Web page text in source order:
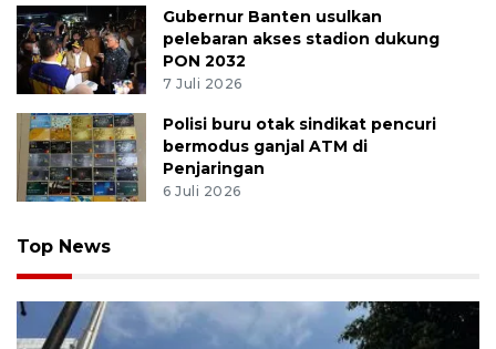
Gubernur Banten usulkan
pelebaran akses stadion dukung
PON 2032
7 Juli 2026
Polisi buru otak sindikat pencuri
bermodus ganjal ATM di
Penjaringan
6 Juli 2026
Top News